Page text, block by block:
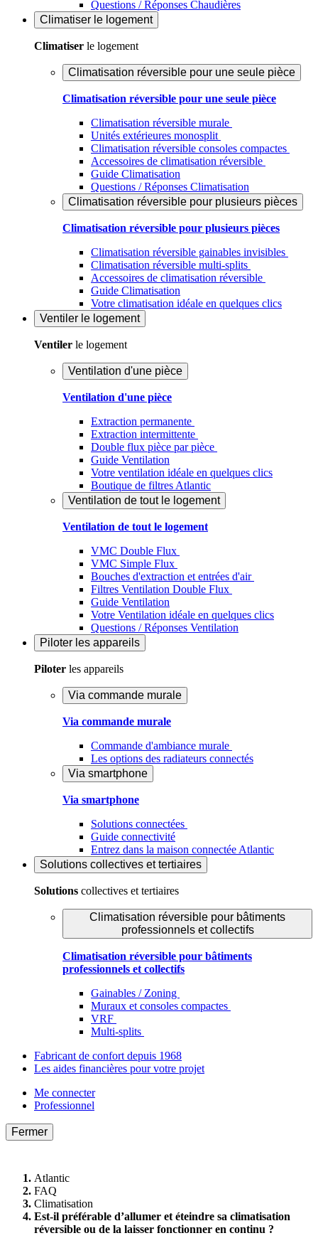
Questions / Réponses Chaudières
Climatiser le logement
Climatiser le logement
Climatisation réversible pour une seule pièce
Climatisation réversible pour une seule pièce
Climatisation réversible murale
Unités extérieures monosplit
Climatisation réversible consoles compactes
Accessoires de climatisation réversible
Guide Climatisation
Questions / Réponses Climatisation
Climatisation réversible pour plusieurs pièces
Climatisation réversible pour plusieurs pièces
Climatisation réversible gainables invisibles
Climatisation réversible multi-splits
Accessoires de climatisation réversible
Guide Climatisation
Votre climatisation idéale en quelques clics
Ventiler le logement
Ventiler le logement
Ventilation d'une pièce
Ventilation d'une pièce
Extraction permanente
Extraction intermittente
Double flux pièce par pièce
Guide Ventilation
Votre ventilation idéale en quelques clics
Boutique de filtres Atlantic
Ventilation de tout le logement
Ventilation de tout le logement
VMC Double Flux
VMC Simple Flux
Bouches d'extraction et entrées d'air
Filtres Ventilation Double Flux
Guide Ventilation
Votre Ventilation idéale en quelques clics
Questions / Réponses Ventilation
Piloter les appareils
Piloter les appareils
Via commande murale
Via commande murale
Commande d'ambiance murale
Les options des radiateurs connectés
Via smartphone
Via smartphone
Solutions connectées
Guide connectivité
Entrez dans la maison connectée Atlantic
Solutions collectives et tertiaires
Solutions collectives et tertiaires
Climatisation réversible pour bâtiments
professionnels et collectifs
Climatisation réversible pour bâtiments
professionnels et collectifs
Gainables / Zoning
Muraux et consoles compactes
VRF
Multi-splits
Fabricant de confort depuis 1968
Les aides financières pour votre projet
Me connecter
Professionnel
Fermer
Atlantic
FAQ
Climatisation
Est-il préférable d’allumer et éteindre sa climatisation
réversible ou de la laisser fonctionner en continu ?